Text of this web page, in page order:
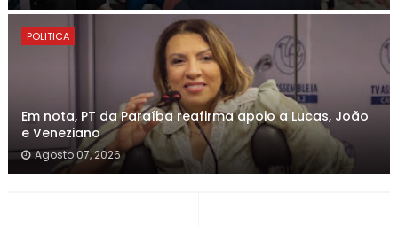
POLITICA
Em nota, PT da Paraíba reafirma apoio a Lucas, João
e Veneziano
Agosto 07, 2026